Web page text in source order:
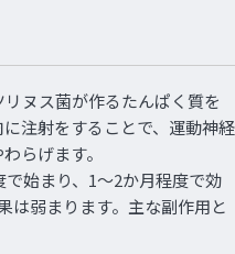
ヌス菌が作るたんぱく質を
注射をすることで、運動神経
らげます。
始まり、1～2か月程度で効
は弱まります。主な副作用と